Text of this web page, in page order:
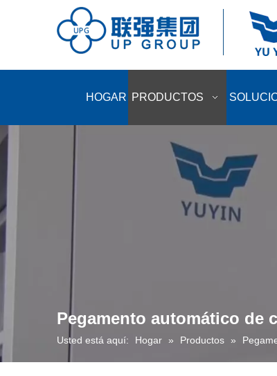
HOGAR PRODUCTOS
Pegamento automático de
Usted está aquí: Hogar » Productos »